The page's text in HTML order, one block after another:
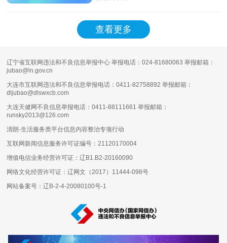
投资者在大连、苏州两地跨区域投资的制度性
交易成本的具体举措，通过减少重复提交、重
力，促进南北互联、区域开放型经济协同发
查看更多
辽宁省互联网违法和不良信息举报中心 举报电话：024-81680063 举报邮箱：
jubao@ln.gov.cn
大连市互联网违法和不良信息举报电话：0411-82758892 举报邮箱：
dljubao@dlswxcb.com
大连天健网不良信息举报电话：0411-88111661 举报邮箱：
runsky2013@126.com
清朗·生活服务类平台信息内容整治专项行动
互联网新闻信息服务许可证编号： 21120170004
增值电信业务经营许可证：辽B1.B2-20160090
网络文化经营许可证：辽网文（2017）11444-098号
网站备案号：辽B-2-4-20080100号-1